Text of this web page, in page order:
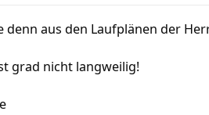
denn aus den Laufplänen der
grad nicht langweilig!